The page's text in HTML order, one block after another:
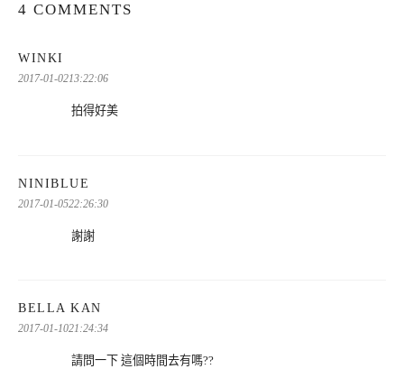
4 COMMENTS
WINKI
示:
2017-01-0213:22:06
拍得好美
NINIBLUE
示:
2017-01-0522:26:30
謝謝
BELLA KAN
示:
2017-01-1021:24:34
請問一下 這個時間去有嗎??